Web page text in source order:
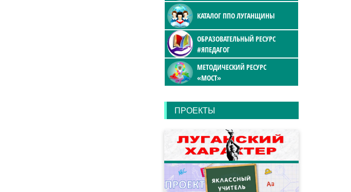
КАТАЛОГ ППО ЛУГАНЩИНЫ
ОБРАЗОВАТЕЛЬНЫЙ РЕСУРС
#ЯПЕДАГОГ
МЕТОДИЧЕСКИЙ РЕСУРС
«МОСТ»
ПРОЕКТЫ